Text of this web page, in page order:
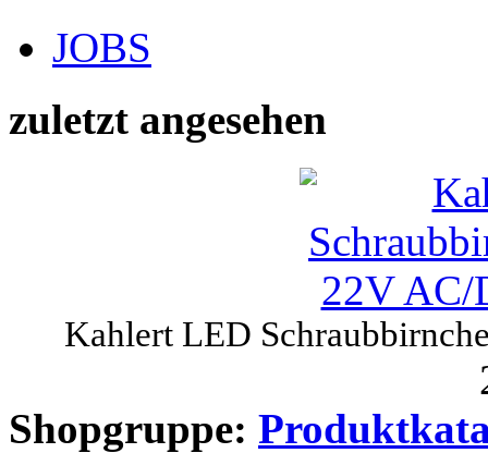
JOBS
zuletzt angesehen
Kahlert LED
Shopgruppe: